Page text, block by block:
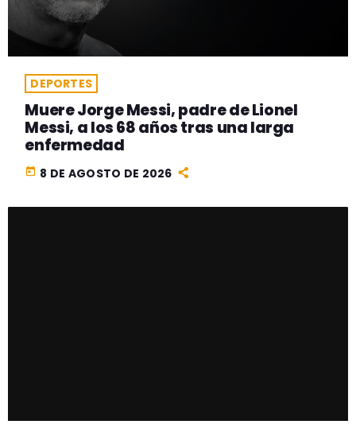
DEPORTES
Muere Jorge Messi, padre de Lionel
Messi, a los 68 años tras una larga
enfermedad
today 8 DE AGOSTO DE 2026